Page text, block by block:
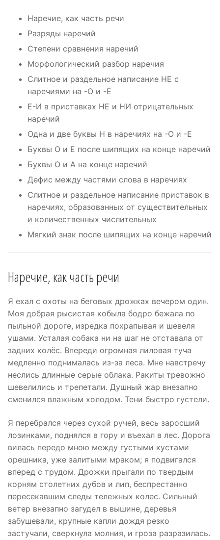
Наречие, как часть речи
Разряды наречий
Степени сравнения наречий
Морфологический разбор наречия
Слитное и раздельное написание НЕ с
наречиями на -О и -Е
Е-И в приставках НЕ и НИ отрицательных
наречий
Одна и две буквы Н в наречиях на -О и -Е
Буквы О и Е после шипящих на конце наречий
Буквы О и А на конце наречий
Дефис между частями слова в наречиях
Слитное и раздельное написание приставок в
наречиях, образованных от существительных
и количественных числительных
Мягкий знак после шипящих на конце наречий
Наречие, как часть речи
Я ехал с охоты на беговых дрожках вечером один.
Моя добрая рысистая кобыла бодро бежала по
пыльной дороге, изредка похрапывая и шевеля
ушами. Усталая собака ни на шаг не отставала от
задних колёс. Впереди огромная лиловая туча
медленно поднималась из-за леса. Мне навстречу
неслись длинные серые облака. Ракиты тревожно
шевелились и трепетали. Душный жар внезапно
сменился влажным холодом. Тени быстро густели.
Я перебрался через сухой ручей, весь заросший
лозинками, поднялся в гору и въехал в лес. Дорога
вилась передо мною между густыми кустами
орешника, уже залитыми мраком; я подвигался
вперед с трудом. Дрожки прыгали по твердым
корням столетних дубов и лип, беспрестанно
пересекавшим следы тележных колес. Сильный
ветер внезапно загудел в вышине, деревья
забушевали, крупные капли дождя резко
застучали, сверкнула молния, и гроза разразилась.